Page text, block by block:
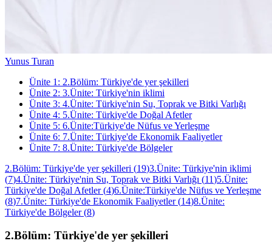
Yunus Turan
Ünite 1 : 2.Bölüm: Türkiye'de yer şekilleri
Ünite 2: 3.Ünite: Türkiye'nin iklimi
Ünite 3: 4.Ünite: Türkiye'nin Su, Toprak ve Bitki Varlığı
Ünite 4: 5.Ünite: Türkiye'de Doğal Afetler
Ünite 5: 6.Ünite:Türkiye'de Nüfus ve Yerleşme
Ünite 6: 7.Ünite: Türkiye'de Ekonomik Faaliyetler
Ünite 7: 8.Ünite: Türkiye'de Bölgeler
2.Bölüm: Türkiye'de yer şekilleri (19)3.Ünite: Türkiye'nin iklimi
(7)4.Ünite: Türkiye'nin Su, Toprak ve Bitki Varlığı (11)5.Ünite:
Türkiye'de Doğal Afetler(4)6.Ünite:Türkiye'de Nüfus ve Yerleşme
(8)7.Ünite: Türkiye'de Ekonomik Faaliyetler(14)8.Ünite:
Türkiye'de Bölgeler(8)
2.Bölüm: Türkiye'de yer şekilleri